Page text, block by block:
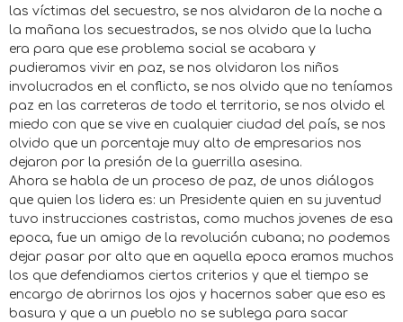
las víctimas del secuestro, se nos alvidaron de la noche a
la mañana los secuestrados, se nos olvido que la lucha
era para que ese problema social se acabara y
pudieramos vivir en paz, se nos olvidaron los niños
involucrados en el conflicto, se nos olvido que no teníamos
paz en las carreteras de todo el territorio, se nos olvido el
miedo con que se vive en cualquier ciudad del país, se nos
olvido que un porcentaje muy alto de empresarios nos
dejaron por la presión de la guerrilla asesina.
Ahora se habla de un proceso de paz, de unos diálogos
que quien los lidera es: un Presidente quien en su juventud
tuvo instrucciones castristas, como muchos jovenes de esa
epoca, fue un amigo de la revolución cubana; no podemos
dejar pasar por alto que en aquella epoca eramos muchos
los que defendiamos ciertos criterios y que el tiempo se
encargo de abrirnos los ojos y hacernos saber que eso es
basura y que a un pueblo no se sublega para sacar